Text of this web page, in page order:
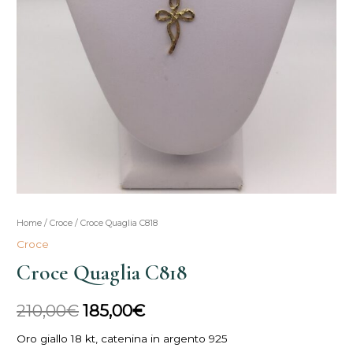
Home /Croce / Croce Quaglia C818
Croce
Croce Quaglia C818
210,00€
Il
prezzo
originale
era:
210,00€.
185,00€
Il
è:
185,00€.
Oro giallo 18 kt, catenina in argento 925
Croce
Quaglia
C818
quantità